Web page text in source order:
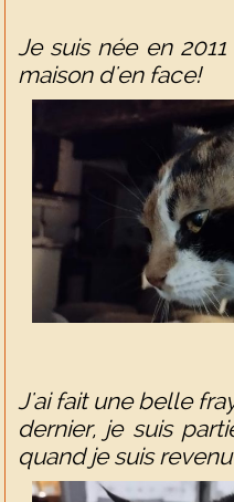
Je suis née en
maison d'en face!
J'ai fait une belle
dernier, je suis
quand je suis